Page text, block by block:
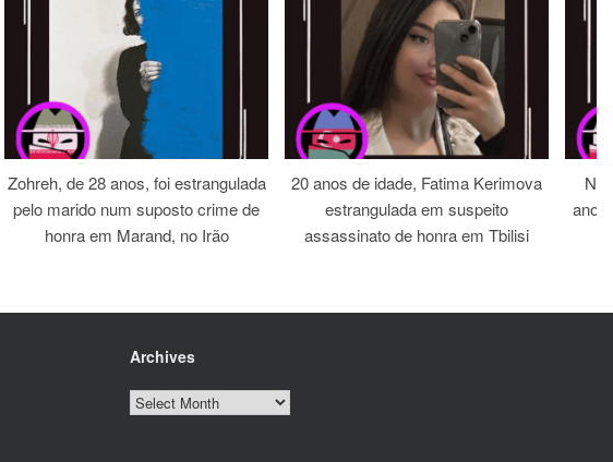
Zohreh, de 28 anos, foi estrangulada
pelo marido num suposto crime de
honra em Marand, no Irão
20 anos de idade, Fatima Kerimova
estrangulada em suspeito
assassinato de honra em Tbilisi
anos
Archives
Archives